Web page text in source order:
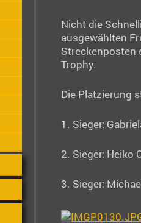
Nicht die
ausgewählten
Streckenposten
Trophy.
Die Platzierung
1. Sieger:
2. Sieger: Heiko
3. Sieger: